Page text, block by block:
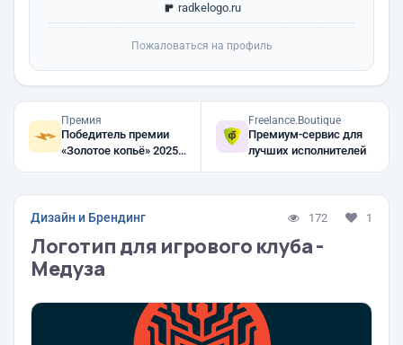
radkelogo.ru
Пожаловаться на профиль
Премия
Победитель премии
«Золотое копьё» 2025,
Freelance.Boutique
Премиум-сервис для
лучших исполнителей
Дизайн и Брендинг 172 1
Логотип для игрового клуба -
Медуза